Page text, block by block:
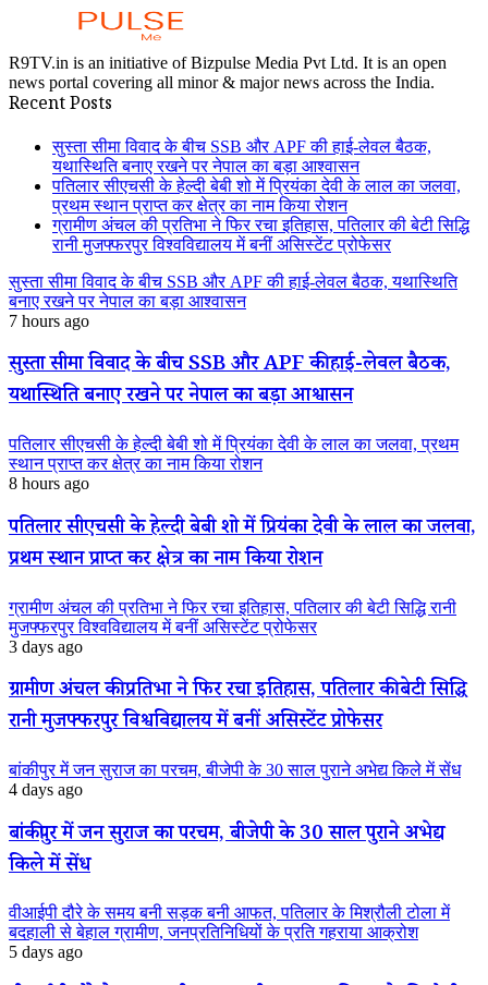
R9TV.in is an initiative of Bizpulse Media Pvt Ltd. It is an open
news portal covering all minor & major news across the India.
Recent Posts
सुस्ता सीमा विवाद के बीच SSB और APF की हाई-लेवल बैठक,
यथास्थिति बनाए रखने पर नेपाल का बड़ा आश्वासन
पतिलार सीएचसी के हेल्दी बेबी शो में प्रियंका देवी के लाल का जलवा,
प्रथम स्थान प्राप्त कर क्षेत्र का नाम किया रोशन
ग्रामीण अंचल की प्रतिभा ने फिर रचा इतिहास, पतिलार की बेटी सिद्धि
रानी मुजफ्फरपुर विश्वविद्यालय में बनीं असिस्टेंट प्रोफेसर
सुस्ता सीमा विवाद के बीच SSB और APF की हाई-लेवल बैठक, यथास्थिति
बनाए रखने पर नेपाल का बड़ा आश्वासन
7 hours ago
सुस्ता सीमा विवाद के बीच SSB और APF की हाई-लेवल बैठक,
यथास्थिति बनाए रखने पर नेपाल का बड़ा आश्वासन
पतिलार सीएचसी के हेल्दी बेबी शो में प्रियंका देवी के लाल का जलवा, प्रथम
स्थान प्राप्त कर क्षेत्र का नाम किया रोशन
8 hours ago
पतिलार सीएचसी के हेल्दी बेबी शो में प्रियंका देवी के लाल का जलवा,
प्रथम स्थान प्राप्त कर क्षेत्र का नाम किया रोशन
ग्रामीण अंचल की प्रतिभा ने फिर रचा इतिहास, पतिलार की बेटी सिद्धि रानी
मुजफ्फरपुर विश्वविद्यालय में बनीं असिस्टेंट प्रोफेसर
3 days ago
ग्रामीण अंचल की प्रतिभा ने फिर रचा इतिहास, पतिलार की बेटी सिद्धि
रानी मुजफ्फरपुर विश्वविद्यालय में बनीं असिस्टेंट प्रोफेसर
बांकीपुर में जन सुराज का परचम, बीजेपी के 30 साल पुराने अभेद्य किले में सेंध
4 days ago
बांकीपुर में जन सुराज का परचम, बीजेपी के 30 साल पुराने अभेद्य
किले में सेंध
वीआईपी दौरे के समय बनी सड़क बनी आफत, पतिलार के मिश्रौली टोला में
बदहाली से बेहाल ग्रामीण, जनप्रतिनिधियों के प्रति गहराया आक्रोश
5 days ago